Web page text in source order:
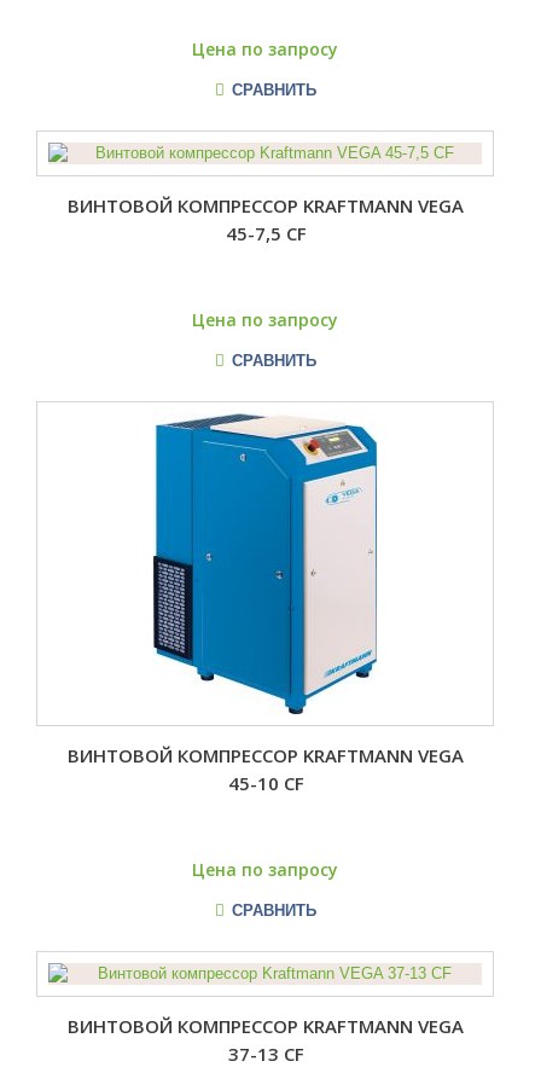
Цена по запросу
СРАВНИТЬ
ВИНТОВОЙ КОМПРЕССОР KRAFTMANN VEGA
45-7,5 CF
Цена по запросу
СРАВНИТЬ
ВИНТОВОЙ КОМПРЕССОР KRAFTMANN VEGA
45-10 CF
Цена по запросу
СРАВНИТЬ
ВИНТОВОЙ КОМПРЕССОР KRAFTMANN VEGA
37-13 CF